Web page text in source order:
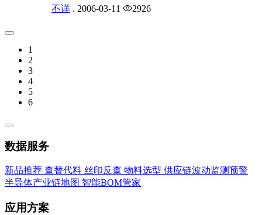
不详 . 2006-03-11 2926
1
2
3
4
5
6
数据服务
新品推荐 查替代料 丝印反查 物料选型 供应链波动监测预警
半导体产业链地图 智能BOM管家
应用方案